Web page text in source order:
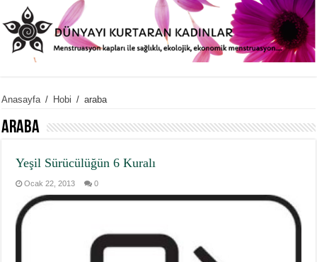
Anasayfa / Hobi / araba
araba
Yeşil Sürücülüğün 6 Kuralı
Ocak 22, 2013 0